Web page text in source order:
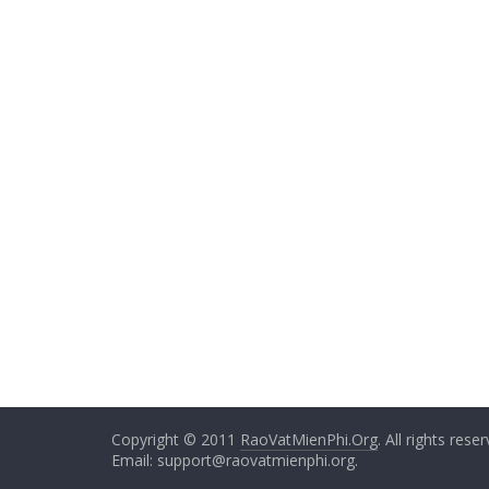
Copyright © 2011 RaoVatMienPhi.Org. All rights
Email: support@raovatmienphi.org.